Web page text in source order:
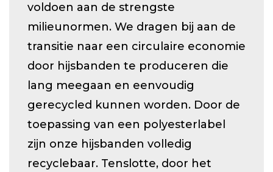
voldoen aan de strengste
milieunormen. We dragen bij aan de
transitie naar een circulaire economie
door hijsbanden te produceren die
lang meegaan en eenvoudig
gerecycled kunnen worden. Door de
toepassing van een polyesterlabel
zijn onze hijsbanden volledig
recyclebaar. Tenslotte, door het